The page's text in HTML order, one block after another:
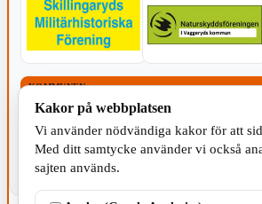
KOMMUNEN
Kakor på webbplatsen
Vi använder nödvändiga kakor för att
Med ditt samtycke använder vi också
sajten används.